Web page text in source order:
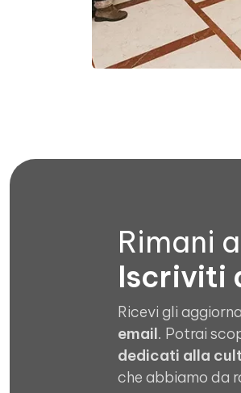
Rimani
Iscriviti
Ricevi gli
email. Potrai
dedicati alla
che abbiamo da